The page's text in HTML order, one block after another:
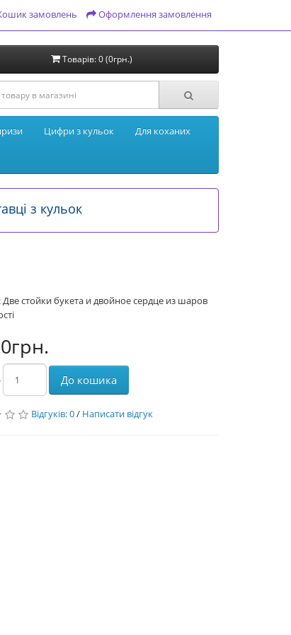
замовлень Оформлення замовлення
Товарів: 0 (0грн.)
Цифри з кульок Для коханих
з кульок
стойки букета и двойное сердце из шаров
До кошика
Відгуків: 0/ Написати відгук